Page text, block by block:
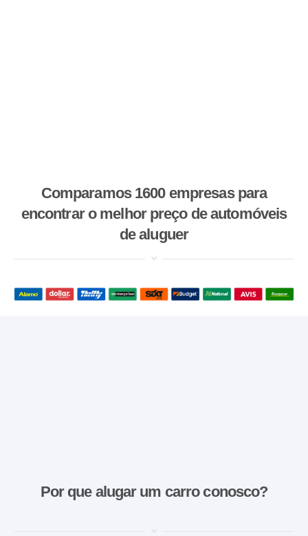
Comparamos 1600 empresas para
encontrar o melhor preço de automóveis
de aluguer
Por que alugar um carro conosco?